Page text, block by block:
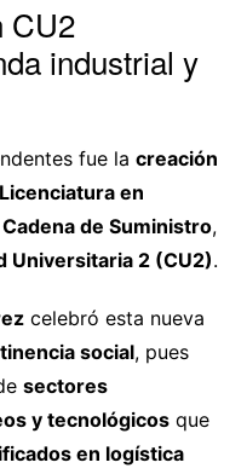
CU2
industrial y
fue la creación
Licenciatura en
de Suministro,
Universitaria 2 (CU2).
celebró esta nueva
social, pues
sectores
y tecnológicosque
en logística